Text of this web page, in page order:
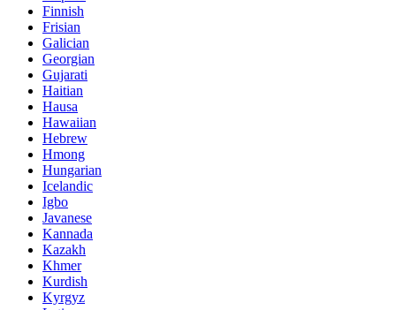
Finnish
Frisian
Galician
Georgian
Gujarati
Haitian
Hausa
Hawaiian
Hebrew
Hmong
Hungarian
Icelandic
Igbo
Javanese
Kannada
Kazakh
Khmer
Kurdish
Kyrgyz